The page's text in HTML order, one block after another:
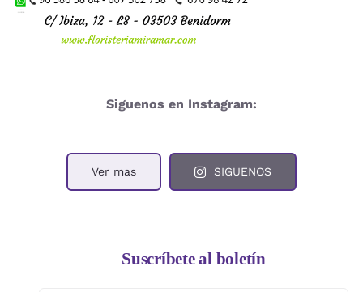
Siguenos en Instagram:
Ver mas SIGUENOS
Suscríbete al boletín